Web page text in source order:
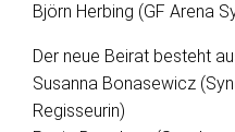
Björn Herbing (GF Arena
Der neue Beirat besteht
Susanna Bonasewicz
Regisseurin)